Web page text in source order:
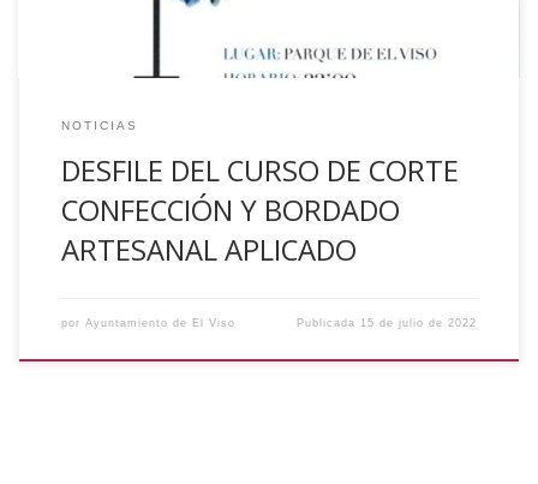
NOTICIAS
DESFILE DEL CURSO DE CORTE
CONFECCIÓN Y BORDADO
ARTESANAL APLICADO
por Ayuntamiento de El Viso Publicada 15 de julio de 2022